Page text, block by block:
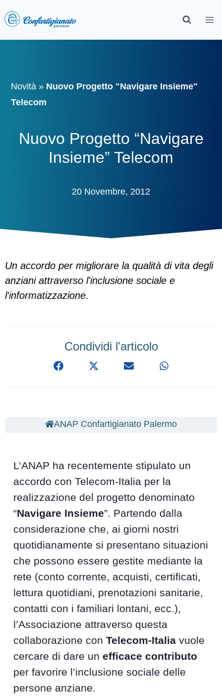
Novità » Nuovo Progetto "Navigare Insieme"
Telecom
Nuovo Progetto “Navigare
Insieme” Telecom
20 Novembre, 2012
Un accordo per migliorare la qualità di vita degli
anziani attraverso l'inclusione sociale e
l'informatizzazione.
Condividi l'articolo
ANAP Confartigianato Palermo
L’ANAP ha recentemente stipulato un
accordo con Telecom-Italia per la
realizzazione del progetto denominato
“Navigare Insieme”. Partendo dalla
considerazione che, ai giorni nostri
quotidianamente si presentano situazioni
che possono essere gestite mediante la
rete (conto corrente, acquisti, certificati,
lettura quotidiani, prenotazioni sanitarie,
contatti con i familiari lontani, ecc.),
l’Associazione attraverso questa
collaborazione conTelecom-Italia vuole
cercare di dare unefficace contributo
per favorire l’inclusione sociale delle
persone anziane.